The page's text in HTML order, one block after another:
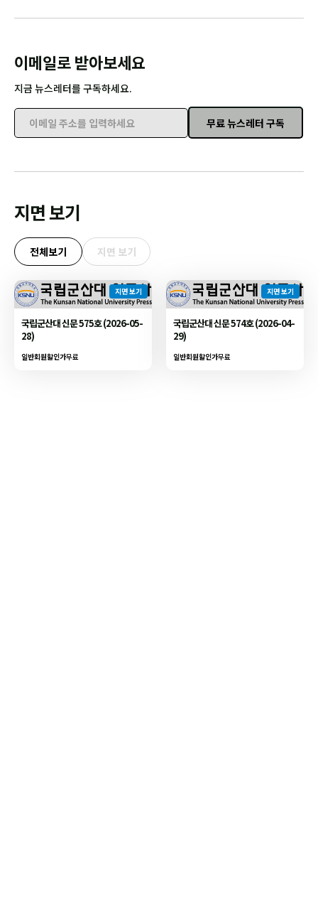
이메일로 받아보세요
지금 뉴스레터를 구독하세요.
이메일 주소를 입력하세요
무료 뉴스레터 구독
지면 보기
전체보기 지면 보기
지면 보기
국립군산대 신문 575호 (2026-05-
28)
일반회원할인가무료
지면 보기
국립군산대 신문 574호 (2026-04-
29)
일반회원할인가무료